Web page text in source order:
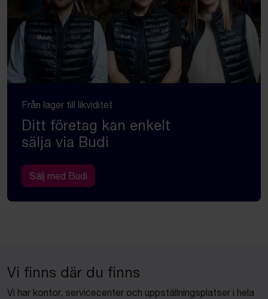
Från lager till likviditet
Ditt företag kan enkelt
sälja via Budi
Sälj med Budi
Vi finns där du finns
Vi har kontor, servicecenter och uppställningsplatser i hela